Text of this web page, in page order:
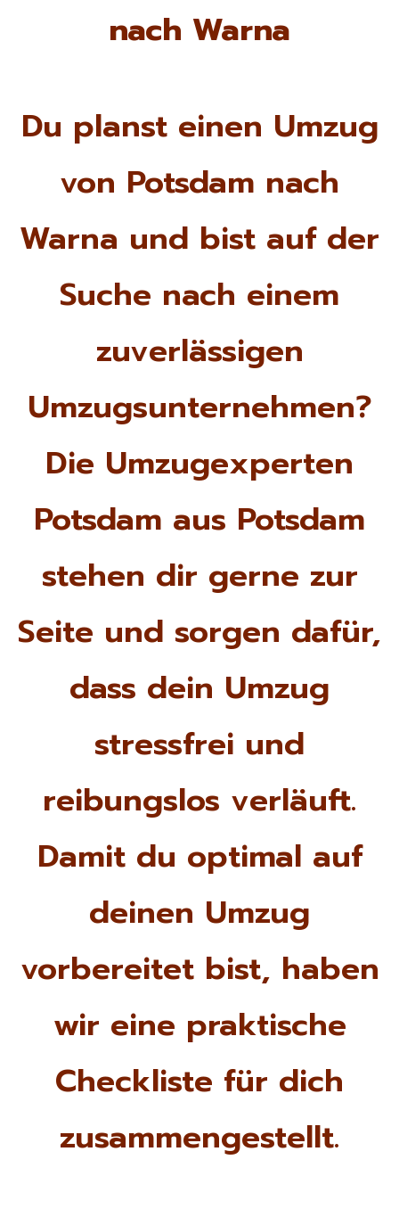
nach Warna
Du planst einen Umzug
von Potsdam nach
Warna und bist auf der
Suche nach einem
zuverlässigen
Umzugsunternehmen?
Die Umzugexperten
Potsdam aus Potsdam
stehen dir gerne zur
Seite und sorgen dafür,
dass dein Umzug
stressfrei und
reibungslos verläuft.
Damit du optimal auf
deinen Umzug
vorbereitet bist, haben
wir eine praktische
Checkliste für dich
zusammengestellt.